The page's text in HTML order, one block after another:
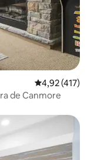
4,92 de uma
4,92 (417)
de Canmore